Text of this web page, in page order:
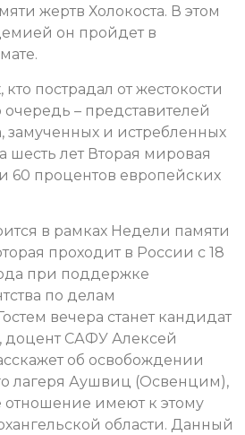
жертв Холокоста. В этом
он пройдет в
пострадал от жестокости
– представителей
замученных и истребленных
шесть лет Вторая мировая
60 процентов европейских
в рамках Недели памяти
проходит в России с 18
при поддержке
по делам
вечера станет кандидат
доцент САФУ Алексей
об освобождении
лагеря Аушвиц (Освенцим),
отношение имеют к этому
области. Данный